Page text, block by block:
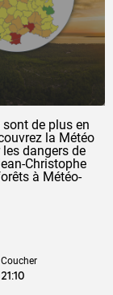
de plus en
la Météo
dangers de
Christophe
à Météo-
Coucher
21:10